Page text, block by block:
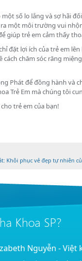
số lo lắng và sợ hãi
một môi trường vui
giúp trẻ em cảm thấy
đặt lợi ích của trẻ em
cách chăm sóc răng
Phát để đồng hành
Trẻ Em mà chúng tôi
trẻ em của bạn!
Khôi phục vẻ đẹp tự nhiên
Khoa SP?
Nguyễn - Việt